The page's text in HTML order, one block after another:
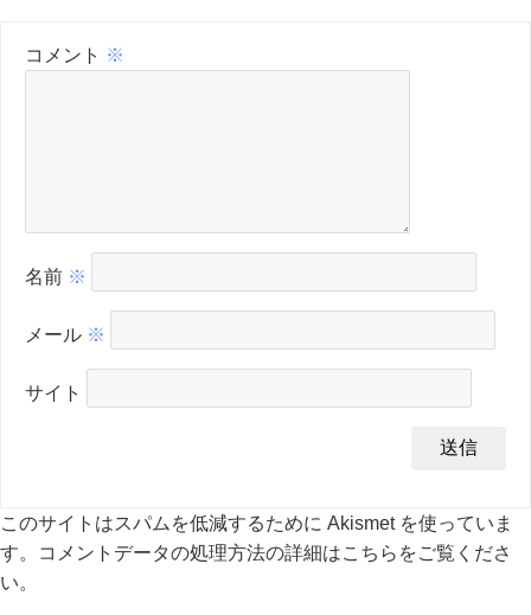
コメント ※
名前 ※
メール ※
サイト
このサイトはスパムを低減するために Akismet を使っていま
す。
コメントデータの処理方法の詳細はこちらをご覧くださ
い。